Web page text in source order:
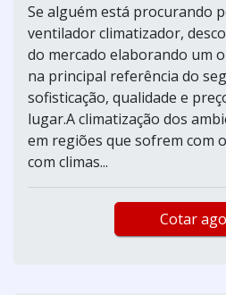
Se alguém está procurando
ventilador climatizador,
do mercado elaborando um
na principal referência do
sofisticação, qualidade e
lugar.A climatização dos
em regiões que sofrem com
com climas...
Cotar